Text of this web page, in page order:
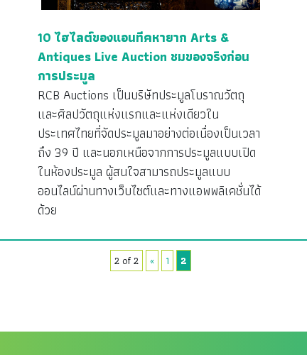
10 ไฮไลต์ของแอนทีคหายาก Arts &
Antiques Live Auction ชมของจริงก่อน
การประมูล
RCB Auctions เป็นบริษัทประมูลโบราณวัตถุ
และศิลปวัตถุแห่งแรกและแห่งเดียวใน
ประเทศไทยที่จัดประมูลมาอย่างต่อเนื่องเป็นเวลา
ถึง 39 ปี และนอกเหนือจากการประมูลแบบเปิด
ในห้องประมูล ผู้สนใจสามารถประมูลแบบ
ออนไลน์ผ่านทางเว็บไซต์และทางแอพพลิเคชั่นได้
ด้วย
2 of 2 « 1 2